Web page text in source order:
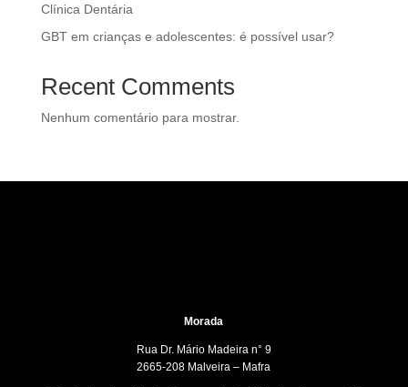
Clínica Dentária
GBT em crianças e adolescentes: é possível usar?
Recent Comments
Nenhum comentário para mostrar.
Morada
Rua Dr. Mário Madeira n° 9
2665-208 Malveira – Mafra